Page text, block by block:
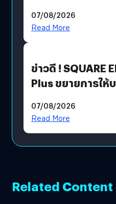
07/08/2026
Read More
ข่าวดี ! SQUARE
Plus ขยายการให้
โดยตรง
07/08/2026
Read More
Related Content